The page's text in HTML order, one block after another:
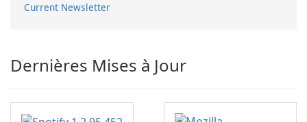
Current Newsletter
Dernières Mises à Jour